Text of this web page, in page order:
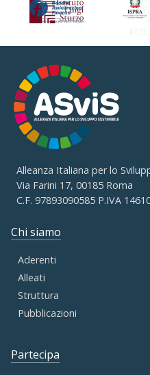
Alleanza Italiana per lo
Via Farini 17, 00185 Roma
C.F. 97893090585 P.IVA
Chi siamo
Aderenti
Alleati
Struttura
Pubblicazioni
Partecipa